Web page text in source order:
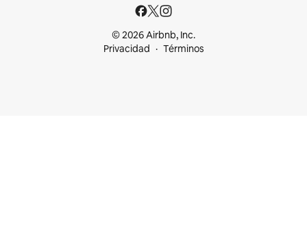
© 2026 Airbnb, Inc.
Privacidad
Términos